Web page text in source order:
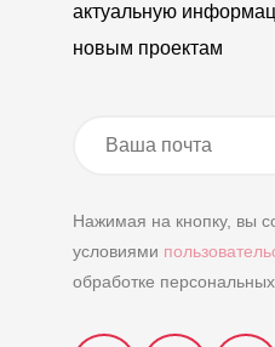
актуальную
новым проектам
Нажимая на кнопку, вы
условиями
обработке